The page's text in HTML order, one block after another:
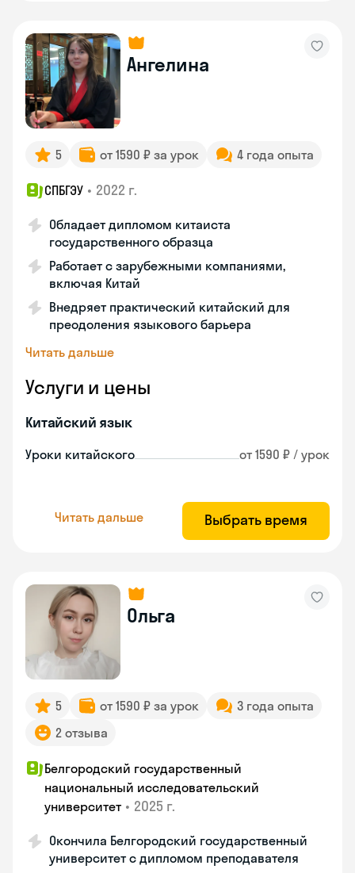
Ангелина
5 от 1590 ₽ за урок 4 года опыта
СПБГЭУ • 2022 г.
Обладает дипломом китаиста
государственного образца
Работает с зарубежными компаниями,
включая Китай
Внедряет практический китайский для
преодоления языкового барьера
Читать дальше
Услуги и цены
Китайский язык
Уроки китайского от 1590 ₽ / урок
Читать дальше Выбрать время
Ольга
5 от 1590 ₽ за урок
3 года опыта
2 отзыва
Белгородский государственный
национальный исследовательский
университет • 2025 г.
Окончила Белгородский государственный
университет с дипломом преподавателя